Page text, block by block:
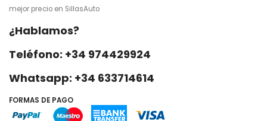
mejor precio en SillasAuto
¿Hablamos?
Teléfono: +34 974429924
Whatsapp: +34 633714614
FORMAS DE PAGO